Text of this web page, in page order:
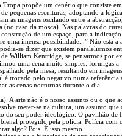
propõe um cenério que consiste em
pequenas esculturas, adoptando a
as imagens oscilando entre a
(no caso da mosca). Nas palavras do
de um espaço, para a
uma imensa possibilidade...” Não está a
se dizer que existem paralelismos
William Kentridge, se pensarmos por
uma cena muito simples: formigas a
pela mesa, resultando em
é trocado pelo negativo numa referência
as cenas nocturnas durante o dia.
A arte não é o nosso assunto ou o que
meter-se na cultura, um assunto que
do seu poder ideológico. O pavilhão de
protegido pela polícia. Polícia com
algo? Pois. É isso mesmo.